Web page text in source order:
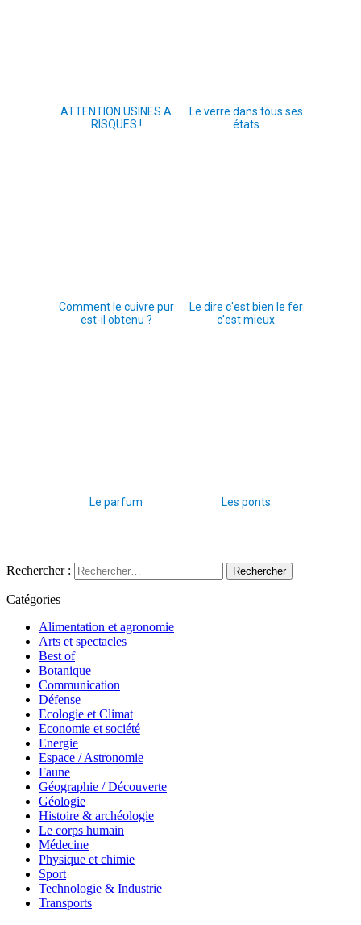
ATTENTION USINES A
RISQUES !
Le verre dans tous ses
états
Comment le cuivre pur
est-il obtenu ?
Le dire c'est bien le fer
c'est mieux
Le parfum Les ponts
Rechercher :
Catégories
Alimentation et agronomie
Arts et spectacles
Best of
Botanique
Communication
Défense
Ecologie et Climat
Economie et société
Energie
Espace / Astronomie
Faune
Géographie / Découverte
Géologie
Histoire & archéologie
Le corps humain
Médecine
Physique et chimie
Sport
Technologie & Industrie
Transports